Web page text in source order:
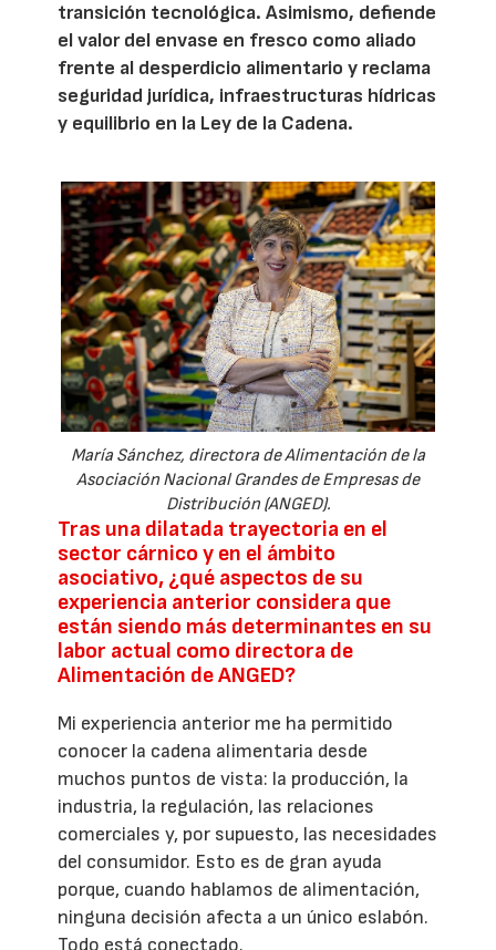
transición tecnológica. Asimismo, defiende
el valor del envase en fresco como aliado
frente al desperdicio alimentario y reclama
seguridad jurídica, infraestructuras hídricas
y equilibrio en la Ley de la Cadena.
María Sánchez, directora de Alimentación de la
Asociación Nacional Grandes de Empresas de
Distribución (ANGED).
Tras una dilatada trayectoria en el
sector cárnico y en el ámbito
asociativo, ¿qué aspectos de su
experiencia anterior considera que
están siendo más determinantes en su
labor actual como directora de
Alimentación de ANGED?
Mi experiencia anterior me ha permitido
conocer la cadena alimentaria desde
muchos puntos de vista: la producción, la
industria, la regulación, las relaciones
comerciales y, por supuesto, las necesidades
del consumidor. Esto es de gran ayuda
porque, cuando hablamos de alimentación,
ninguna decisión afecta a un único eslabón.
Todo está conectado.